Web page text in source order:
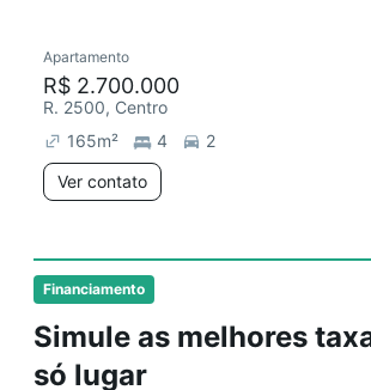
Financiamento
Simule as melhores
só lugar
Apartamento
R$ 2.700.000
R. 2500, Centro
165m² 4
2
Ver contato